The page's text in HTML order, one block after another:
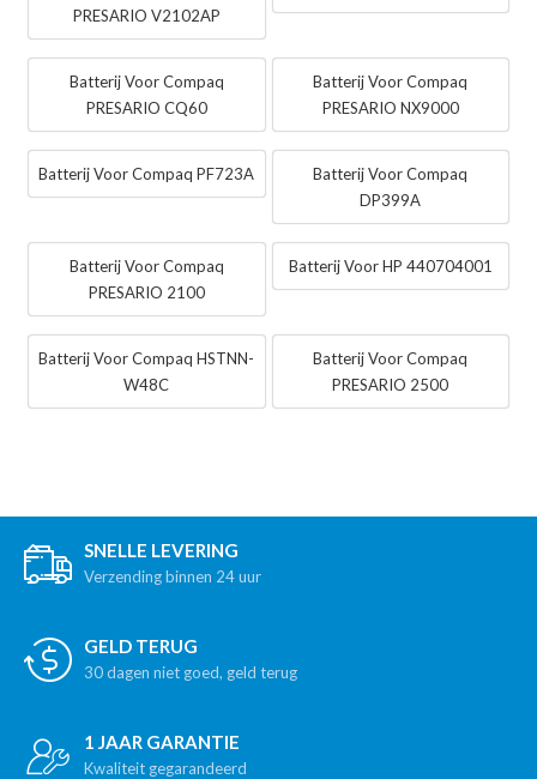
PRESARIO V2102AP
Batterij Voor Compaq
PRESARIO CQ60
Batterij Voor Compaq
PRESARIO NX9000
Batterij Voor Compaq PF723A
Batterij Voor Compaq
DP399A
Batterij Voor Compaq
PRESARIO 2100
Batterij Voor HP 440704001
Batterij Voor Compaq HSTNN-
W48C
Batterij Voor Compaq
PRESARIO 2500
SNELLE LEVERING
Verzending binnen 24 uur
GELD TERUG
30 dagen niet goed, geld terug
1 JAAR GARANTIE
Kwaliteit gegarandeerd